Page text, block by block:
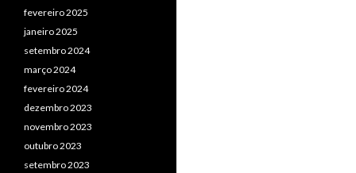
fevereiro 2025
janeiro 2025
setembro 2024
março 2024
fevereiro 2024
dezembro 2023
novembro 2023
outubro 2023
setembro 2023